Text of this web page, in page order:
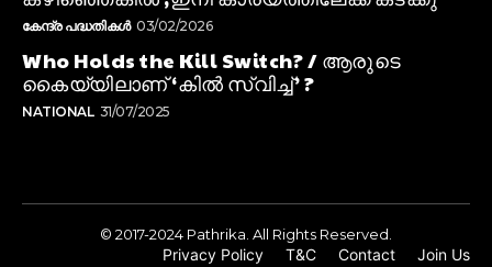
കേന്ദ്ര പദ്ധതികൾ 03/02/2026
Who Holds the Kill Switch? / ആരുടെ
കൈയ്യിലാണ് ‘കിൽ സ്വിച്ച്’ ?
NATIONAL 31/07/2025
© 2017-2024 Pathrika. All Rights Reserved.
Privacy Policy T&C Contact Join Us